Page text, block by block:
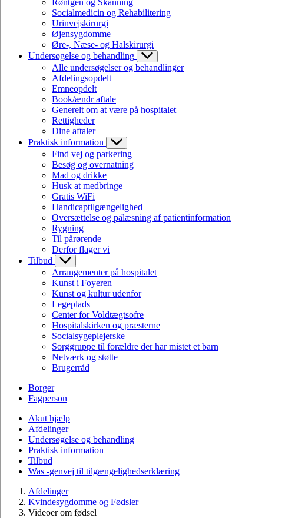
Røntgen og Skanning
Socialmedicin og Rehabilitering
Urinvejskirurgi
Øjensygdomme
Øre-, Næse- og Halskirurgi
Undersøgelse og behandling
Alle undersøgelser og behandlinger
Afdelingsopdelt
Emneopdelt
Book/ændr aftale
Generelt om at være på hospitalet
Rettigheder
Dine aftaler
Praktisk information
Find vej og parkering
Besøg og overnatning
Mad og drikke
Husk at medbringe
Gratis WiFi
Handicaptilgængelighed
Oversættelse og pålæsning af patientinformation
Rygning
Til pårørende
Derfor flager vi
Tilbud
Arrangementer på hospitalet
Kunst i Foyeren
Kunst og kultur udenfor
Legeplads
Center for Voldtægtsofre
Hospitalskirken og præsterne
Socialsygeplejerske
Sorggruppe til forældre der har mistet et barn
Netværk og støtte
Brugerråd
Borger
Fagperson
Akut hjælp
Afdelinger
Undersøgelse og behandling
Praktisk information
Tilbud
Was -genvej til tilgængelighedserklæring
Afdelinger
Kvindesygdomme og Fødsler
Videoer om fødsel